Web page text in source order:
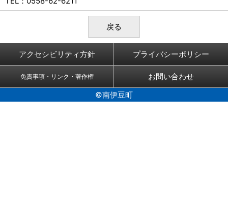
戻る
アクセシビリティ方針 プライバシーポリシー
免責事項・リンク・著作権
お問い合わせ
©南伊豆町